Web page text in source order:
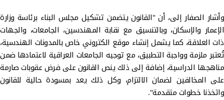
وأشار الصفار إلى، أن "القانون يتضمن تشكيل مجلس البناء برئاسة وزارة
الإعمار والإسكان، وبالتنسيق مع نقابة المهندسين، الجامعات، والجهات
ذات العلاقة، كما يشمل إنشاء موقع الكتروني خاص بالمدونات الهندسية،
تُعتبر ملزمة وواجبة التطبيق، مع توجيه الجامعات العراقية لاعتمادها ضمن
مناهجها الدراسية، إضافة إلى ذلك ينص القانون على فرض عقوبات صارمة
على المخالفين لضمان الالتزام، وكل ذلك يعد بمسودة حالية للقانون
واتخذنا خطوات متقدمة".